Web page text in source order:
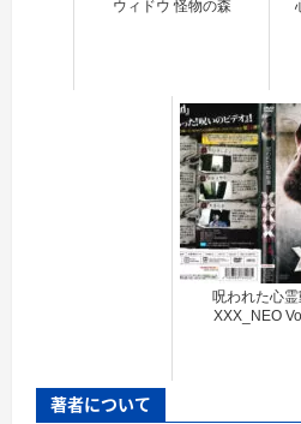
ウィドウ 怪物の森
呪われた心
XXX_NEO
著者について